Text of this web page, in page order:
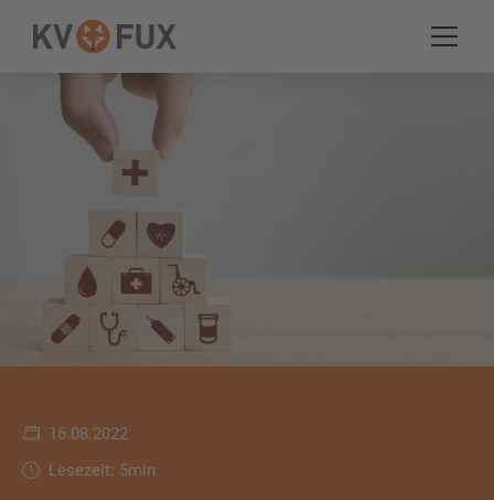
16.08.2022
Lesezeit: 5min